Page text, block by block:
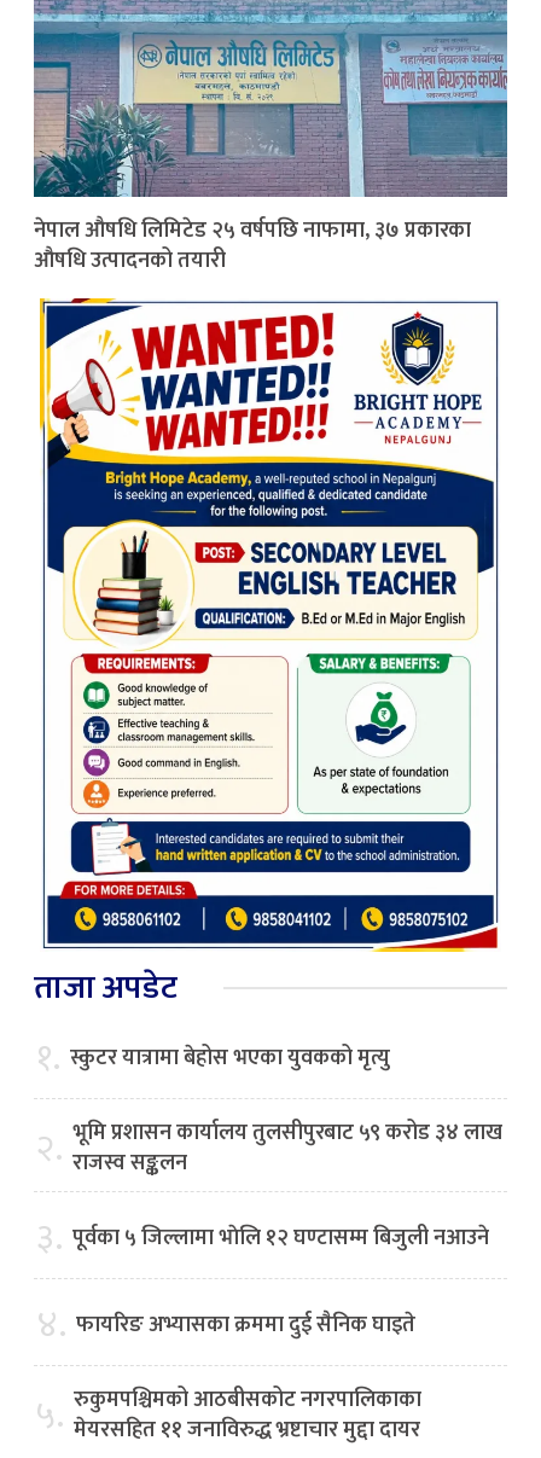
नेपाल औषधि लिमिटेड २५ वर्षपछि नाफामा, ३७ प्रकारका
औषधि उत्पादनको तयारी
ताजा अपडेट
१. स्कुटर यात्रामा बेहोस भएका युवकको मृत्यु
२. भूमि प्रशासन कार्यालय तुलसीपुरबाट ५९ करोड ३४ लाख
राजस्व सङ्कलन
३. पूर्वका ५ जिल्लामा भाेलि १२ घण्टासम्म बिजुली नआउने
४. फायरिङ अभ्यासका क्रममा दुई सैनिक घाइते
५. रुकुमपश्चिमको आठबीसकोट नगरपालिकाका
मेयरसहित ११ जनाविरुद्ध भ्रष्टाचार मुद्दा दायर